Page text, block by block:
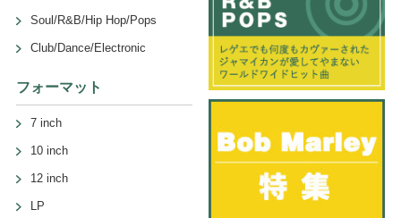
Soul/R&B/Hip Hop/Pops
Club/Dance/Electronic
フォーマット
7 inch
10 inch
12 inch
LP